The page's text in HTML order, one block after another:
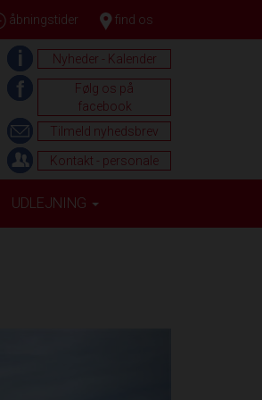
åbningstider find os
Nyheder - Kalender
Følg os på
facebook
Tilmeld nyhedsbrev
Kontakt - personale
UDLEJNING